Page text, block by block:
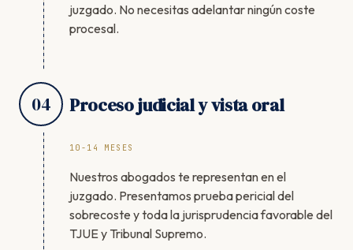
juzgado. No necesitas adelantar ningún coste
procesal.
04 Proceso judicial y vista oral
10-14 MESES
Nuestros abogados te representan en el
juzgado. Presentamos prueba pericial del
sobrecoste y toda la jurisprudencia favorable del
TJUE y Tribunal Supremo.